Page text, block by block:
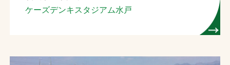
ケーズデンキスタジアム水戸